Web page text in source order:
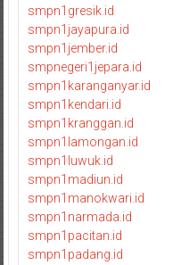
smpn1gresik.id
smpn1jayapura.id
smpn1jember.id
smpnegeri1jepara.id
smpn1karanganyar.id
smpn1kendari.id
smpn1kranggan.id
smpn1lamongan.id
smpn1luwuk.id
smpn1madiun.id
smpn1manokwari.id
smpn1narmada.id
smpn1pacitan.id
smpn1padang.id